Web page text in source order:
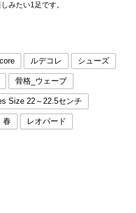
みたい1足です。
ルデコレ シューズ
骨格_ウェーブ
Size 22～22.5センチ
春 レオパード